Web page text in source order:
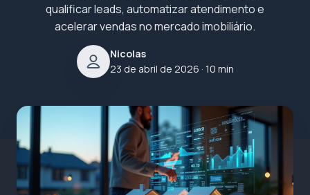
qualificar leads, automatizar atendimento e
acelerar vendas no mercado imobiliário.
Nicolas
23 de abril de 2026 · 10 min